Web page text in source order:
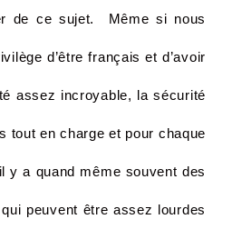
de ce sujet. Même si nous
d’être français et d’avoir
assez incroyable, la sécurité
tout en charge et pour chaque
y a quand même souvent des
peuvent être assez lourdes